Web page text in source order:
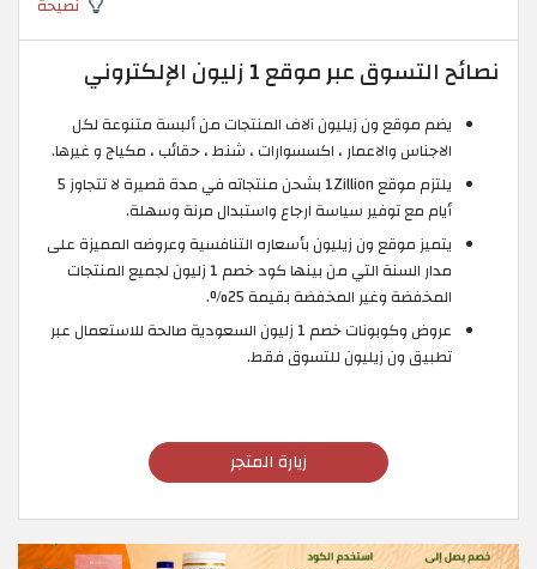
نصيحة
نصائح التسوق عبر موقع 1 زليون الإلكتروني
يضم موقع ون زيليون آلاف المنتجات من ألبسة متنوعة لكل
الاجناس والاعمار ، اكسسوارات ، شنط ، حقائب ، مكياج و غيرها.
يلتزم موقع 1Zillion بشحن منتجاته في مدة قصيرة لا تتجاوز 5
أيام مع توفير سياسة ارجاع واستبدال مرنة وسهلة.
يتميز موقع ون زيليون بأسعاره التنافسية وعروضه المميزة على
مدار السنة التي من بينها كود خصم 1 زليون لجميع المنتجات
المخفضة وغير المخفضة بقيمة 25%.
عروض وكوبونات خصم 1 زليون السعودية صالحة للاستعمال عبر
تطبيق ون زيليون للتسوق فقط.
زيارة المتجر